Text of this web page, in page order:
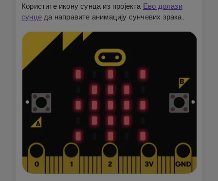
Користите икону сунца из пројекта Ево долази
сунцеда направите анимацију сунчевих зрака.